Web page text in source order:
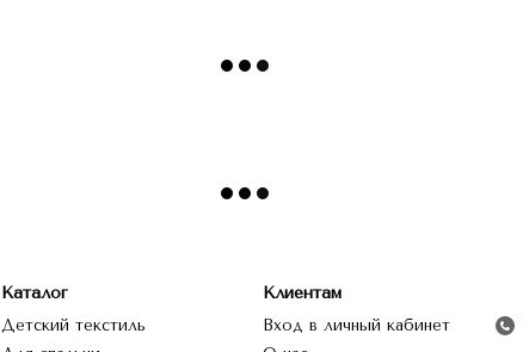
Каталог
Детский текстиль
Клиентам
Вход в личный кабинет